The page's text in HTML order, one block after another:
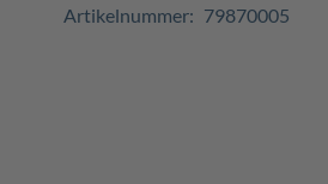
Artikelnummer: 79870005